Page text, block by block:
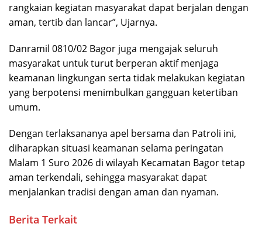
rangkaian kegiatan masyarakat dapat berjalan dengan
aman, tertib dan lancar”, Ujarnya.
Danramil 0810/02 Bagor juga mengajak seluruh
masyarakat untuk turut berperan aktif menjaga
keamanan lingkungan serta tidak melakukan kegiatan
yang berpotensi menimbulkan gangguan ketertiban
umum.
Dengan terlaksananya apel bersama dan Patroli ini,
diharapkan situasi keamanan selama peringatan
Malam 1 Suro 2026 di wilayah Kecamatan Bagor tetap
aman terkendali, sehingga masyarakat dapat
menjalankan tradisi dengan aman dan nyaman.
Berita Terkait